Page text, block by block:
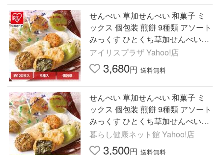
せんべい 草加せんべい 和菓子 ミ
ックス 個包装 煎餅 9種類 アソート
みっくす ひとくち草加せんべい
「美ッ久寿」 (代引不可) (TD)
アイリスプラザ Yahoo!店
3,680円 送料無料
せんべい 草加せんべい 和菓子 ミ
ックス 個包装 煎餅 9種類 アソート
みっくす ひとくち草加せんべい
「美ッ久寿」 (代引不可) (TD)
暮らし健康ネット館 Yahoo!店
3,500円 送料無料